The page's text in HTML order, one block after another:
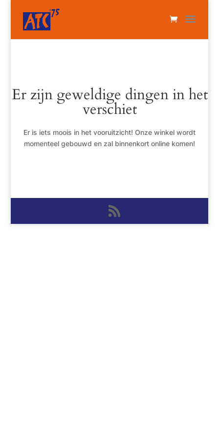
Er zijn geweldige dingen in het
verschiet
Er is iets moois in het vooruitzicht! Onze winkel wordt
momenteel gebouwd en zal binnenkort online komen!